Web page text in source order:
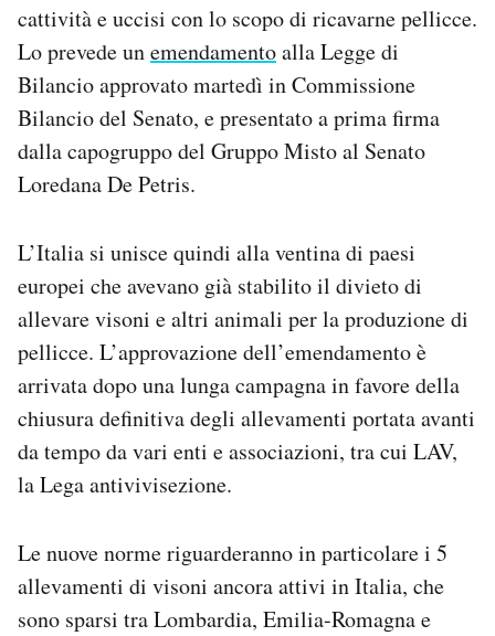
Area Personale
Notifiche mobile
Regala il Post
Hai bisogno di aiuto?
Esci
cattività e uccisi con lo scopo di ricavarne pellicce.
Lo prevede unemendamentoalla Legge di
Bilancio approvato martedì in Commissione
Bilancio del Senato, e presentato a prima firma
dalla capogruppo del Gruppo Misto al Senato
Loredana De Petris.
L’Italia si unisce quindi alla ventina di paesi
europei che avevano già stabilito il divieto di
allevare visoni e altri animali per la produzione di
pellicce. L’approvazione dell’emendamento è
arrivata dopo una lunga campagna in favore della
chiusura definitiva degli allevamenti portata avanti
da tempo da vari enti e associazioni, tra cui LAV,
la Lega antivivisezione.
Le nuove norme riguarderanno in particolare i 5
allevamenti di visoni ancora attivi in Italia, che
sono sparsi tra Lombardia, Emilia-Romagna e